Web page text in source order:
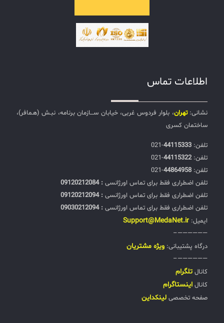
اطلاعات تماس
نشانی:تهران، بلوار فردوس غربی، خیابان ســـازمان برنامه، نبـش (هـمافر)،
ساختمان کسری
تلفن:‌ 44115333
-021
تلفن:‌44115322
-021
تلفن:‌ 44864958
-021
تلفن اضطراری فقط برای تماس اورژانسی : 09120212084
تلفن اضطراری فقط برای تماس اورژانسی : 09120212094
تلفن اضطراری فقط برای تماس اورژانسی : 09030212094
ایمیل: Support@MedaNet.ir
——————–
درگاه پشتیبانی: ويژه مشتریان
——————–
کانال تلگرام
کانال اینستاگرام
صفحه تخصصی لینکداین